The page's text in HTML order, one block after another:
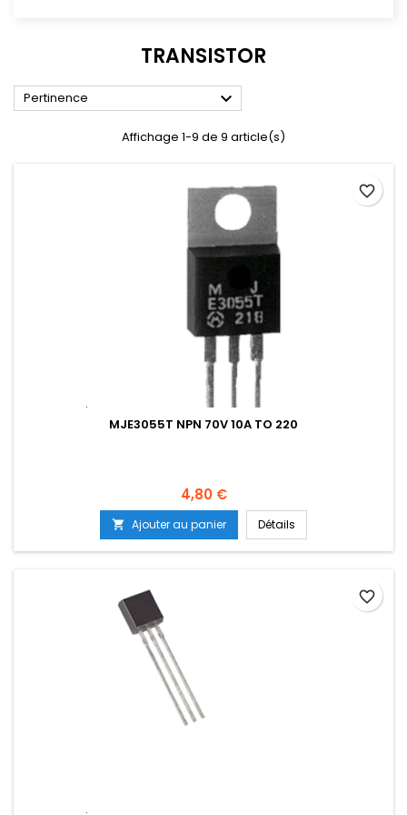
TRANSISTOR
Pertinence 
Affichage 1-9 de 9 article(s)
MJE3055T NPN 70V 10A TO 220
Prix
4,80 €
 Ajouter au panier Détails
favorite_border
favorite_border